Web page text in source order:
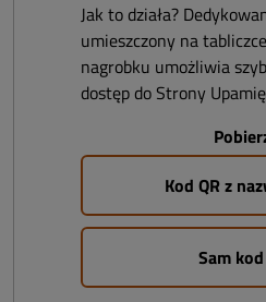
Jak to działa?
umieszczony na
nagrobku umożliwia
dostęp do Strony
Kod QR z
Sam